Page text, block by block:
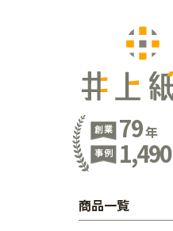
創業 79年
事例 1,490
商品一覧